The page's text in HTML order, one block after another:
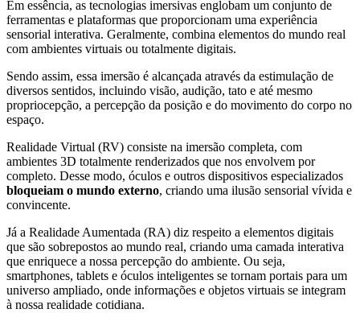
Em essência, as tecnologias imersivas englobam um conjunto de
ferramentas e plataformas que proporcionam uma experiência
sensorial interativa. Geralmente, combina elementos do mundo real
com ambientes virtuais ou totalmente digitais.
Sendo assim, essa imersão é alcançada através da estimulação de
diversos sentidos, incluindo visão, audição, tato e até mesmo
propriocepção, a percepção da posição e do movimento do corpo no
espaço.
Realidade Virtual (RV) consiste na imersão completa, com
ambientes 3D totalmente renderizados que nos envolvem por
completo. Desse modo, óculos e outros dispositivos especializados
bloqueiam o mundo externo, criando uma ilusão sensorial vívida e
convincente.
Já a Realidade Aumentada (RA) diz respeito a elementos digitais
que são sobrepostos ao mundo real, criando uma camada interativa
que enriquece a nossa percepção do ambiente. Ou seja,
smartphones, tablets e óculos inteligentes se tornam portais para um
universo ampliado, onde informações e objetos virtuais se integram
à nossa realidade cotidiana.